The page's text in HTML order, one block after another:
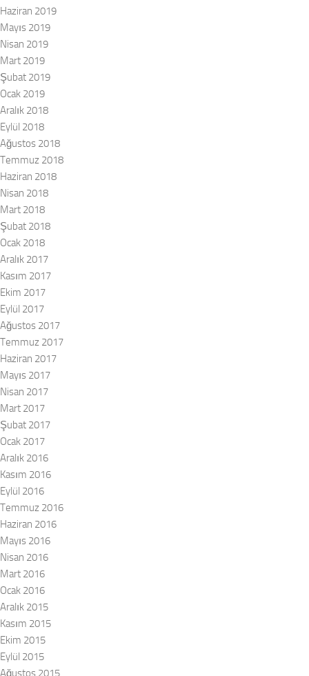
Haziran 2019
Mayıs 2019
Nisan 2019
Mart 2019
Şubat 2019
Ocak 2019
Aralık 2018
Eylül 2018
Ağustos 2018
Temmuz 2018
Haziran 2018
Nisan 2018
Mart 2018
Şubat 2018
Ocak 2018
Aralık 2017
Kasım 2017
Ekim 2017
Eylül 2017
Ağustos 2017
Temmuz 2017
Haziran 2017
Mayıs 2017
Nisan 2017
Mart 2017
Şubat 2017
Ocak 2017
Aralık 2016
Kasım 2016
Eylül 2016
Temmuz 2016
Haziran 2016
Mayıs 2016
Nisan 2016
Mart 2016
Ocak 2016
Aralık 2015
Kasım 2015
Ekim 2015
Eylül 2015
Ağustos 2015